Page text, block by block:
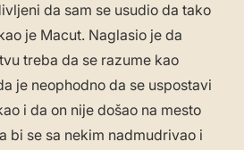
da sam se usudio da tako
je Macut. Naglasio je da
treba da se razume kao
je neophodno da se uspostavi
i da on nije došao na mesto
bi se sa nekim nadmudrivao i